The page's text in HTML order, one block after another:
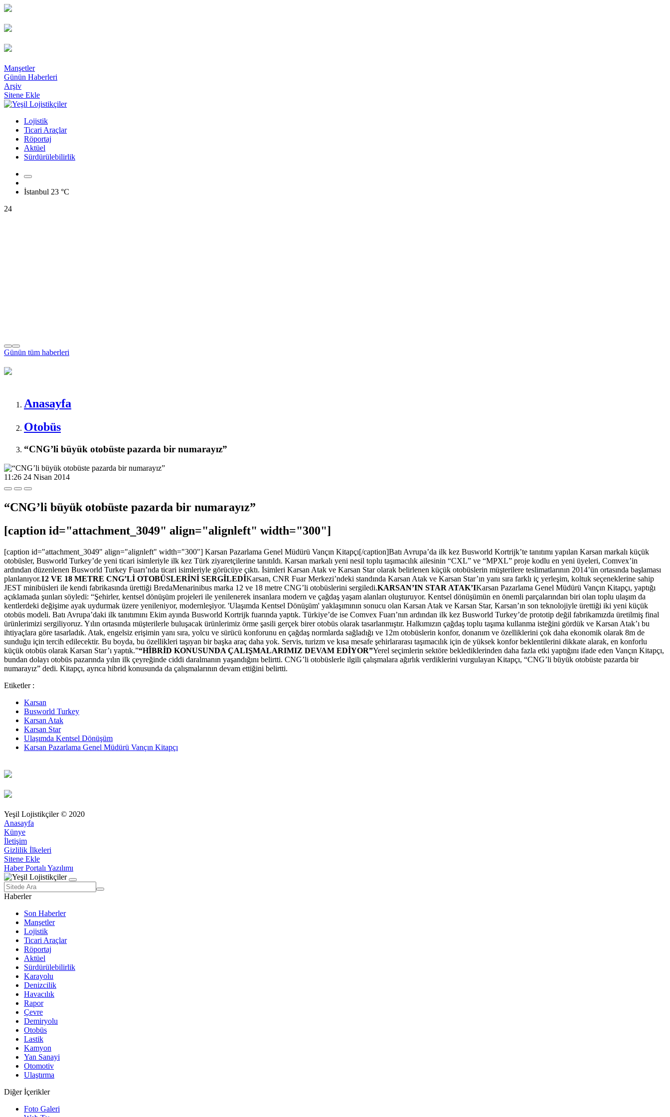
Manşetler
Günün Haberleri
Arşiv
Sitene Ekle
Lojistik
Ticari Araçlar
Röportaj
Aktüel
Sürdürülebilirlik
İstanbul 23 °C
24
Günün tüm haberleri
Anasayfa
Otobüs
“CNG’li büyük otobüste pazarda bir numarayız”
11:26 24 Nisan 2014
“CNG’li büyük otobüste pazarda bir numarayız”
[caption id="attachment_3049" align="alignleft" width="300"]
[caption id="attachment_3049" align="alignleft" width="300"] Karsan Pazarlama Genel Müdürü Vançın Kitapçı[/caption]Batı Avrupa’da ilk kez Busworld Kortrijk’te tanıtımı yapılan Karsan markalı küçük
otobüsler, Busworld Turkey’de yeni ticari isimleriyle ilk kez Türk ziyaretçilerine tanıtıldı. Karsan markalı yeni nesil toplu taşımacılık ailesinin “CXL” ve “MPXL” proje kodlu en yeni üyeleri, Comvex’in
ardından düzenlenen Busworld Turkey Fuarı’nda ticari isimleriyle görücüye çıktı. İsimleri Karsan Atak ve Karsan Star olarak belirlenen küçük otobüslerin müşterilere teslimatlarının 2014’ün ortasında başlaması
planlanıyor.12 VE 18 METRE CNG’Lİ OTOBÜSLERİNİ SERGİLEDİKarsan, CNR Fuar Merkezi’ndeki standında Karsan Atak ve Karsan Star’ın yanı sıra farklı iç yerleşim, koltuk seçeneklerine sahip
JEST minibüsleri ile kendi fabrikasında ürettiği BredaMenarinibus marka 12 ve 18 metre CNG’li otobüslerini sergiledi.KARSAN’IN STAR ATAK’IKarsan Pazarlama Genel Müdürü Vançın Kitapçı, yaptığı
açıklamada şunları söyledi: “Şehirler, kentsel dönüşüm projeleri ile yenilenerek insanlara modern ve çağdaş yaşam alanları oluşturuyor. Kentsel dönüşümün en önemli parçalarından biri olan toplu ulaşım da
kentlerdeki değişime ayak uydurmak üzere yenileniyor, modernleşiyor. 'Ulaşımda Kentsel Dönüşüm' yaklaşımının sonucu olan Karsan Atak ve Karsan Star, Karsan’ın son teknolojiyle ürettiği iki yeni küçük
otobüs modeli. Batı Avrupa’daki ilk tanıtımını Ekim ayında Busworld Kortrijk fuarında yaptık. Türkiye’de ise Comvex Fuarı’nın ardından ilk kez Busworld Turkey’de prototip değil fabrikamızda üretilmiş final
ürünlerimizi sergiliyoruz. Yılın ortasında müşterilerle buluşacak ürünlerimiz örme şasili gerçek birer otobüs olarak tasarlanmıştır. Halkımızın çağdaş toplu taşıma kullanma isteğini gördük ve Karsan Atak’ı bu
ihtiyaçlara göre tasarladık. Atak, engelsiz erişimin yanı sıra, yolcu ve sürücü konforunu en çağdaş normlarda sağladığı ve 12m otobüslerin konfor, donanım ve özelliklerini çok daha ekonomik olarak 8m de
sunduğu için tercih edilecektir. Bu boyda, bu özellikleri taşıyan bir başka araç daha yok. Servis, turizm ve kısa mesafe şehirlararası taşımacılık için de yüksek konfor beklentilerini dikkate alarak, en konforlu
küçük otobüs olarak Karsan Star’ı yaptık.”“HİBRİD KONUSUNDA ÇALIŞMALARIMIZ DEVAM EDİYOR”Yerel seçimlerin sektöre beklediklerinden daha fazla etki yaptığını ifade eden Vançın Kitapçı,
bundan dolayı otobüs pazarında yılın ilk çeyreğinde ciddi daralmanın yaşandığını belirtti. CNG’li otobüslerle ilgili çalışmalara ağırlık verdiklerini vurgulayan Kitapçı, “CNG’li büyük otobüste pazarda bir
numarayız” dedi. Kitapçı, ayrıca hibrid konusunda da çalışmalarının devam ettiğini belirtti.
Etiketler :
Karsan
Busworld Turkey
Karsan Atak
Karsan Star
Ulaşımda Kentsel Dönüşüm
Karsan Pazarlama Genel Müdürü Vançın Kitapçı
Yeşil Lojistikçiler © 2020
Anasayfa
Künye
İletişim
Gizlilik İlkeleri
Sitene Ekle
Haber Portalı Yazılımı
Haberler
Son Haberler
Manşetler
Lojistik
Ticari Araçlar
Röportaj
Aktüel
Sürdürülebilirlik
Karayolu
Denizcilik
Havacılık
Rapor
Çevre
Demiryolu
Otobüs
Lastik
Kamyon
Yan Sanayi
Otomotiv
Ulaştırma
Diğer İçerikler
Foto Galeri